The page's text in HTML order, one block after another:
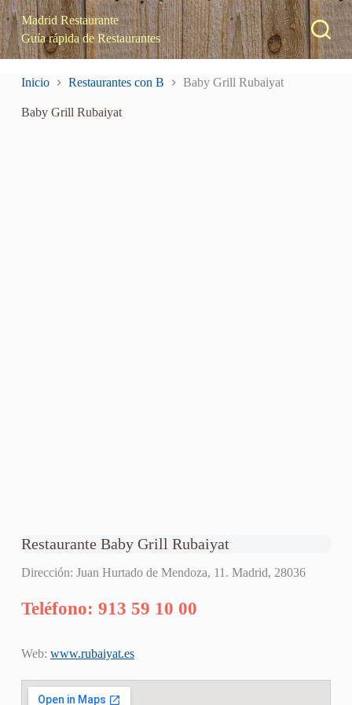
S
a
l
t
Madrid Restaurante
Guía rápida de Restaurantes
Inicio Restaurantes con B Baby Grill Rubaiyat
Baby Grill Rubaiyat
Restaurante Baby Grill Rubaiyat
Dirección: Juan Hurtado de Mendoza, 11. Madrid, 28036
Teléfono: 913 59 10 00
Web: www.rubaiyat.es